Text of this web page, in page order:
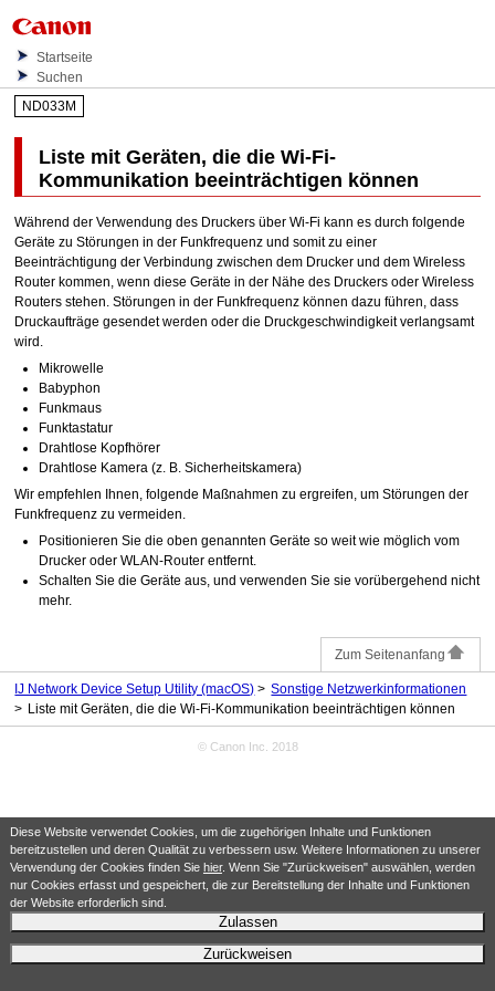
Diese Website verwendet Cookies, um die zugehörigen Inhalte und Funktionen
bereitzustellen und deren Qualität zu verbessern usw. Weitere Informationen zu unserer
Verwendung der Cookies finden Sie hier. Wenn Sie "Zurückweisen" auswählen, werden
nur Cookies erfasst und gespeichert, die zur Bereitstellung der Inhalte und Funktionen
der Website erforderlich sind.
Zulassen
Zurückweisen
Startseite
Suchen
ND033M
Liste mit Geräten, die dieWi-Fi-
Kommunikation beeinträchtigen können
Während der Verwendung des Druckers überWi-Fi kann es durch folgende
Geräte zu Störungen in der Funkfrequenz und somit zu einer
Beeinträchtigung der Verbindung zwischen dem Drucker und dem Wireless
Router kommen, wenn diese Geräte in der Nähe des Druckers oder Wireless
Routers stehen. Störungen in der Funkfrequenz können dazu führen, dass
Druckaufträge gesendet werden oder die Druckgeschwindigkeit verlangsamt
wird.
Mikrowelle
Babyphon
Funkmaus
Funktastatur
Drahtlose Kopfhörer
Drahtlose Kamera (z. B. Sicherheitskamera)
Wir empfehlen Ihnen, folgende Maßnahmen zu ergreifen, um Störungen der
Funkfrequenz zu vermeiden.
Positionieren Sie die oben genannten Geräte so weit wie möglich vom
Drucker oder WLAN-Router entfernt.
Schalten Sie die Geräte aus, und verwenden Sie sie vorübergehend nicht
mehr.
Zum Seitenanfang
IJ Network Device Setup Utility (macOS)
Sonstige Netzwerkinformationen
Liste mit Geräten, die die Wi-Fi-Kommunikation beeinträchtigen können
© Canon Inc. 2018